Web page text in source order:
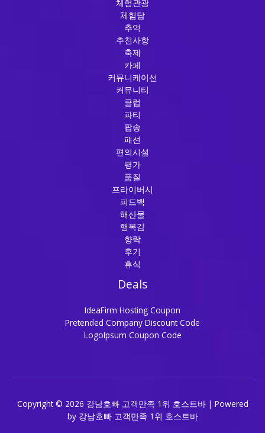
체험관광
체험담
추억
추천사항
축제
카페
커뮤니케이션
커뮤니티
클럽
파티
팝송
패션
편의시설
평가
품질
프라이버시
피드백
해산물
행복감
향락
후기
휴식
Deals
IdeaFirm Hosting Coupon
Pretended Company Discount Code
LogoIpsum Coupon Code
Copyright © 2026 강남호빠 고객만족 1위 호스트바 | Powered
by 강남호빠 고객만족 1위 호스트바